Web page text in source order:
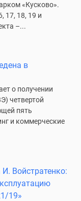
«Кусково».
17, 18, 19 и
–...
в
о получении
четвертой
пять
и коммерческие
Войстратенко:
19»